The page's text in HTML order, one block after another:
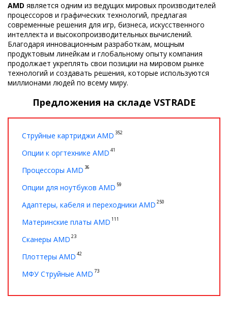
AMD является одним из ведущих мировых производителей
процессоров и графических технологий, предлагая
современные решения для игр, бизнеса, искусственного
интеллекта и высокопроизводительных вычислений.
Благодаря инновационным разработкам, мощным
продуктовым линейкам и глобальному опыту компания
продолжает укреплять свои позиции на мировом рынке
технологий и создавать решения, которые используются
миллионами людей по всему миру.
Предложения на складе VSTRADE
Струйные картриджи AMD 352
Опции к оргтехнике AMD 41
Процессоры AMD 36
Опции для ноутбуков AMD 59
Адаптеры, кабеля и переходники AMD 250
Материнские платы AMD 111
Сканеры AMD 23
Плоттеры AMD 42
МФУ Струйные AMD 73